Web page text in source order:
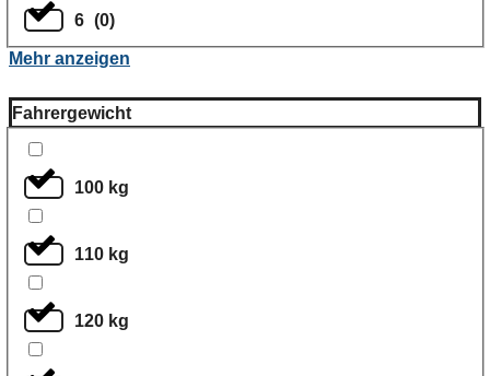
6 (0)
Mehr anzeigen
Fahrergewicht
100 kg
110 kg
120 kg